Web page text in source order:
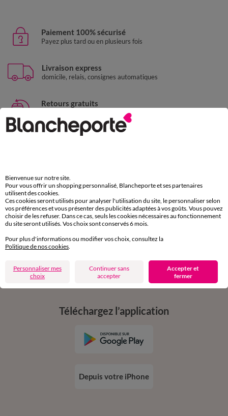
Paiement 100% sécurisé
Payez plus tard ou en plusieurs fois
Livraison express
domicile, relais, consignes automatiques
Retours gratuits
sous 30 jours avec Mondial Relay uniquement
Service clients
11€ Offerts
en vous inscrivant à la newsletter
dès 20€ d’achat
Téléchargez l’application
Depuis votre iPhone
Bienvenue sur notre site.
Pour vous offrir un shopping personnalisé, Blancheporte et ses partenaires
utilisent des cookies.
Ces cookies seront utilisés pour analyser l'utilisation du site, le personnaliser selon
vos préférences et vous présenter des publicités adaptées à vos goûts. Vous pouvez
choisir de les refuser. Dans ce cas, seuls les cookies nécessaires au fonctionnement
du site seront utilisés. Vos choix sont conservés 6 mois.
Pour plus d'informations ou modifier vos choix, consultez la
Politique de nos cookies.
Personnaliser mes
choix
Continuer sans
accepter
Accepter et
fermer